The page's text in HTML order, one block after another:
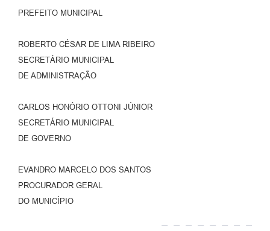
PREFEITO MUNICIPAL
ROBERTO CÉSAR DE LIMA RIBEIRO
SECRETÁRIO MUNICIPAL
DE ADMINISTRAÇÃO
CARLOS HONÓRIO OTTONI JÚNIOR
SECRETÁRIO MUNICIPAL
DE GOVERNO
EVANDRO MARCELO DOS SANTOS
PROCURADOR GERAL
DO MUNICÍPIO